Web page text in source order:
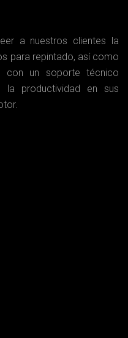
a nuestros clientes la
para repintado, así como
con un soporte técnico
la productividad en sus